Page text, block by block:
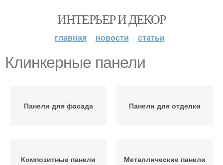
ИНТЕРЬЕР И ДЕКОР
главная новости статьи
Клинкерные панели
Панели для фасада Панели для отделки
Композитные панели Металлические панели